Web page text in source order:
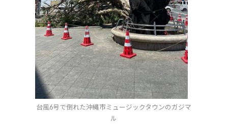
台風6号で倒れた沖縄市ミュージックタウンのガジマ
ル